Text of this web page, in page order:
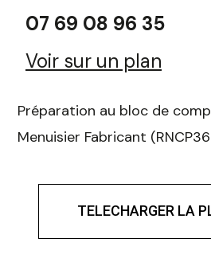
07 69 08 96 35
Voir sur un plan
Préparation au bloc de
Menuisier Fabricant
TELECHARGER LA